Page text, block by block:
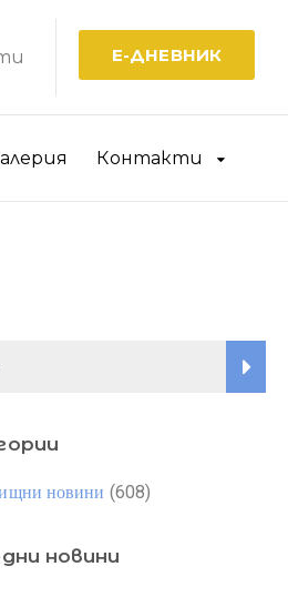
Е-ДНЕВНИК
Контакти
новини (608)
новини